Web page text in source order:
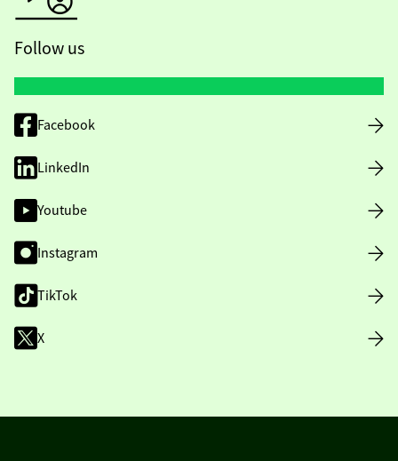
Follow us
Facebook
LinkedIn
Youtube
Instagram
TikTok
X